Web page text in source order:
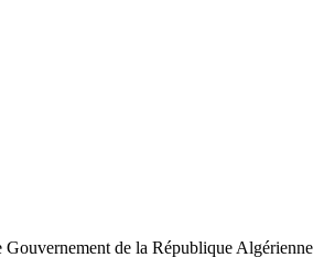
de la République Algérienne